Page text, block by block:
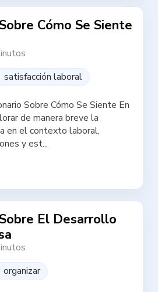
Cómo Se Siente
satisfacción laboral
Sobre Cómo Se Siente En
de manera breve la
en el contexto laboral,
y est...
El Desarrollo
organizar